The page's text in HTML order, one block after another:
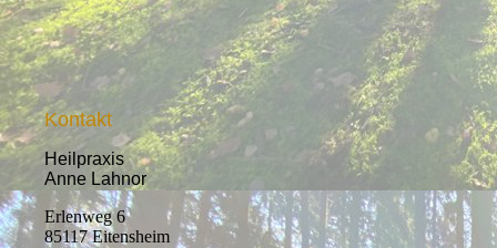
Kontakt
Heilpraxis
Anne Lahnor
Erlenweg 6
85117 Eitensheim